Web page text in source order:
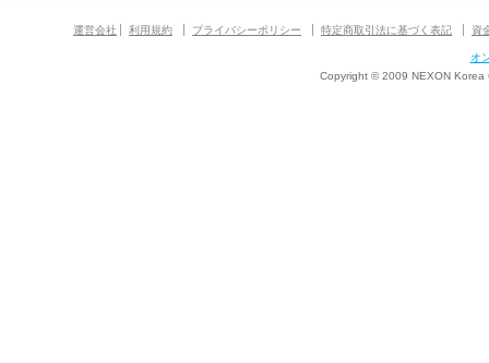
運営会社 利用規約 プライバシーポリシー 特定商取引法に基づく表記 資
オ
Copyright © 2009 NEXON Korea